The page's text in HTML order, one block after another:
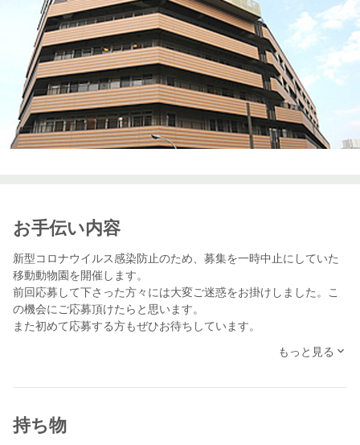
お手伝い内容
新型コロナウイルス感染防止のため、募集を一時中止にしていた
移動動物園を開催します。
前回応募して下さった方々には大変ご迷惑をお掛けしました。こ
の機会にご応募頂けたらと思います。
また初めて応募する方もぜひお待ちしています。
いる保育園の園庭をお借りして移動動物園 を開催する事と致しま
かなか触れ合えない動物がたくさん来ます。動物が大好きな方、
もっと見る
持ち物